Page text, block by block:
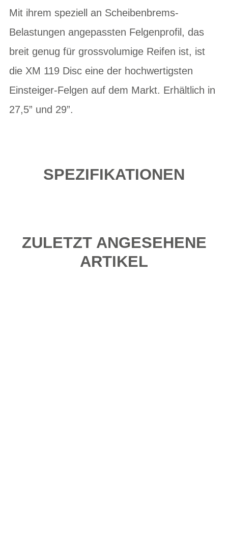
Mit ihrem speziell an Scheibenbrems-
Belastungen angepassten Felgenprofil, das
breit genug für grossvolumige Reifen ist, ist
die XM 119 Disc eine der hochwertigsten
Einsteiger-Felgen auf dem Markt. Erhältlich in
27,5” und 29”.
SPEZIFIKATIONEN
ZULETZT ANGESEHENE
ARTIKEL